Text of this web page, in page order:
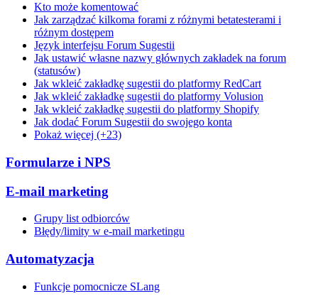
Kto może komentować
Jak zarządzać kilkoma forami z różnymi betatesterami i
różnym dostępem
Język interfejsu Forum Sugestii
Jak ustawić własne nazwy głównych zakładek na forum
(statusów)
Jak wkleić zakładkę sugestii do platformy RedCart
Jak wkleić zakładkę sugestii do platformy Volusion
Jak wkleić zakładkę sugestii do platformy Shopify
Jak dodać Forum Sugestii do swojego konta
Pokaż więcej (+23)
Formularze i NPS
E-mail marketing
Grupy list odbiorców
Błędy/limity w e-mail marketingu
Automatyzacja
Funkcje pomocnicze SLang